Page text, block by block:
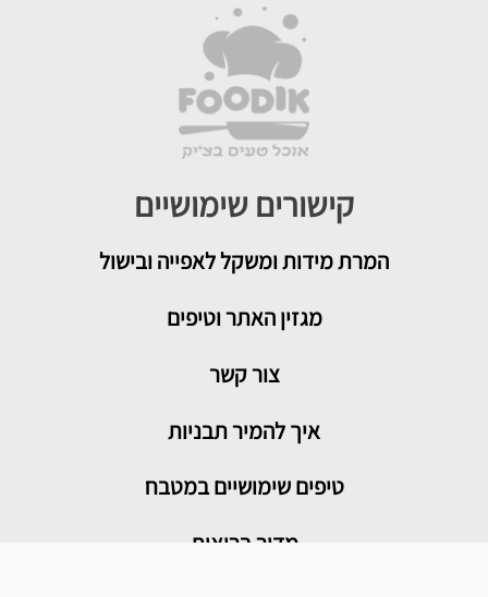
קישורים שימושיים
המרת מידות ומשקל לאפייה ובישול
מגזין האתר וטיפים
צור קשר
איך להמיר תבניות
טיפים שימושיים במטבח
מדור בריאות